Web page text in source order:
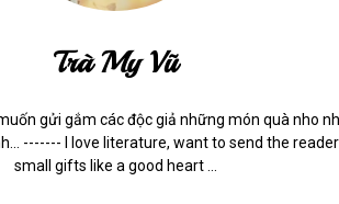
Trà My Vũ
gửi gắm các độc giả những món quà nho
------- I love literature, want to send the
small gifts like a good heart ...